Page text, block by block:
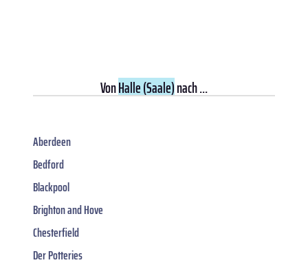
VonHalle (Saale)nach ...
Aberdeen
Bedford
Blackpool
Brighton and Hove
Chesterfield
Der Potteries